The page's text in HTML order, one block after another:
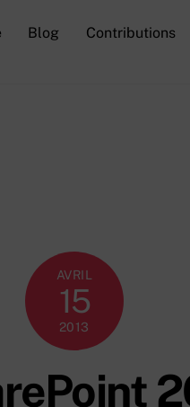
Blog Contributions
AVRIL
15
2013